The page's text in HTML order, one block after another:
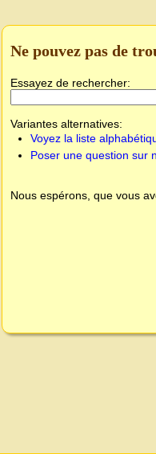
Ne pouvez pas de
Essayez de rechercher:
Variantes alternatives:
Voyez la liste
Poser une question sur
Nous espérons, que vous